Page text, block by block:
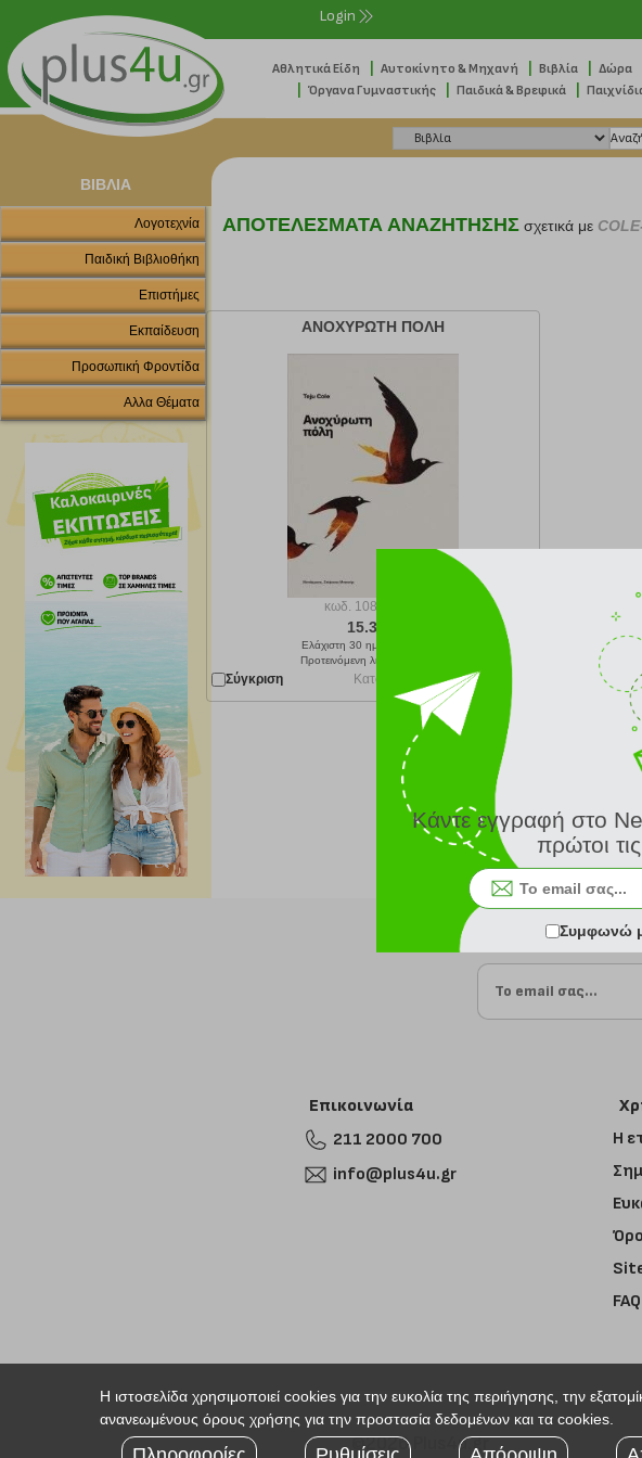
Login
Αθλητικά Είδη Αυτοκίνητο & Μηχανή Βιβλία Δώρα
Όργανα Γυμναστικής Παιδικά & Βρεφικά
ΒΙΒΛΙΑ
Λογοτεχνία
Παιδική Βιβλιοθήκη
Επιστήμες
Εκπαίδευση
Προσωπική Φροντίδα
Αλλα Θέματα
ΑΠΟΤΕΛΕΣΜΑΤΑ ΑΝΑΖΗΤΗΣΗΣ σχετικά με
ΑΝΟΧΥΡΩΤΗ ΠΟΛΗ
κωδ. 108181790
15.30 €
Ελάχιστη 30 ημερών 17.00 €
Προτεινόμενη λιανική 17.00 €
Σύγκριση Κατόπιν παραγγελίας από 24/8
Επικοινωνία
211 2000 700
info@plus4u.gr
Η
FAQ
©2026 Plus4u.gr
Κάντε εγγραφή στο
πρώτοι
Συμφωνώ
Η ιστοσελίδα χρησιμοποιεί cookies για την ευκολία της περιήγησης, την
ανανεωμένους όρους χρήσης για την προστασία δεδομένων και τα cookies.